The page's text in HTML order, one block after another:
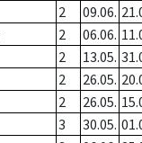
2 09.06.
2 06.06.
2 13.05.
2 26.05.
2 26.05.
3 30.05.